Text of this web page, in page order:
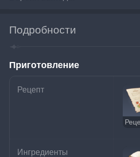
Подробности
Приготовление
Рецепт
Ингредиенты